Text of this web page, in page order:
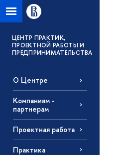
ЦЕНТР ПРАКТИК,
ПРОЕКТНОЙ РАБОТЫ И
ПРЕДПРИНИМАТЕЛЬСТВА
О Центре
Компаниям -
партнерам
Проектная работа
Практика